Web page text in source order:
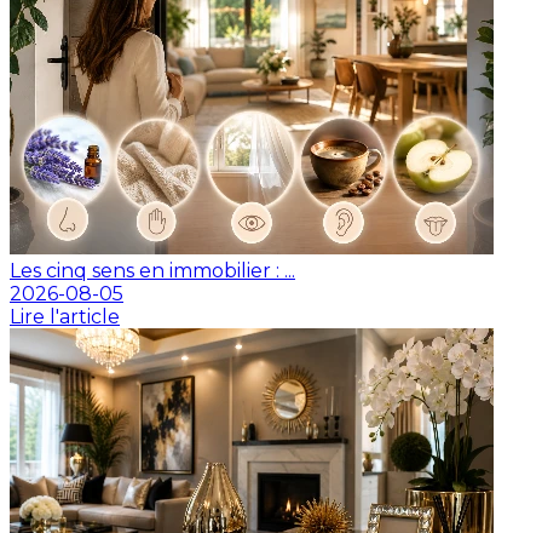
Les cinq sens en immobilier : ...
2026-08-05
Lire l'article